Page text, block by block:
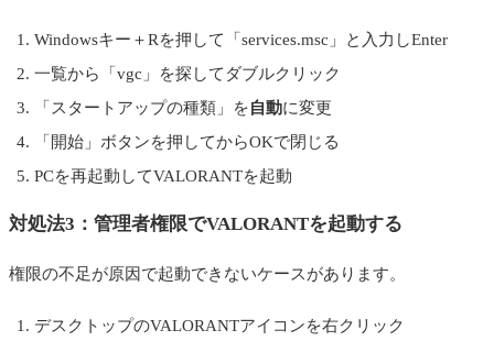
Windowsキー＋Rを押して「services.msc」と入力しEnter
一覧から「vgc」を探してダブルクリック
「スタートアップの種類」を自動に変更
「開始」ボタンを押してからOKで閉じる
PCを再起動してVALORANTを起動
対処法3：管理者権限でVALORANTを起動する
権限の不足が原因で起動できないケースがあります。
デスクトップのVALORANTアイコンを右クリック